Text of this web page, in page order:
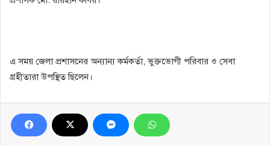
এ সময় জেলা প্রশাসনের অন্যান্য কর্মকর্তা, ভুক্তভোগী পরিবার ও সেবা
গ্রহীতারা উপস্থিত ছিলেন।